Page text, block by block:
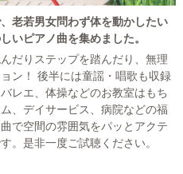
老若男女問わず体を動かしたい
いピアノ曲を集めました。
だりステップを踏んだり、無理
ン！ 後半には童謡・唱歌も収録
レエ、体操などのお教室はもち
、デイサービス、病院などの福
で空間の雰囲気をパッとアクテ
。是非一度ご試聴ください。